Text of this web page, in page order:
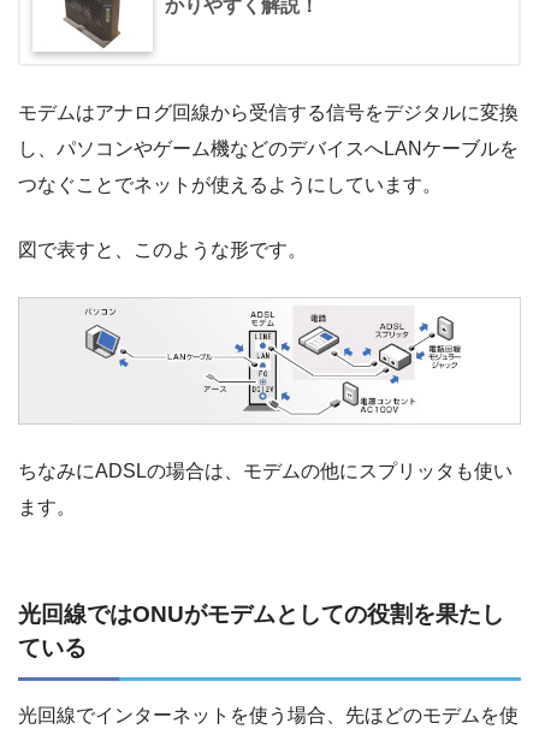
かりやすく解説！
モデムはアナログ回線から受信する信号をデジタルに変換
し、パソコンやゲーム機などのデバイスへLANケーブルを
つなぐことでネットが使えるようにしています。
図で表すと、このような形です。
ちなみにADSLの場合は、モデムの他にスプリッタも使い
ます。
光回線ではONUがモデムとしての役割を果たし
ている
光回線でインターネットを使う場合、先ほどのモデムを使